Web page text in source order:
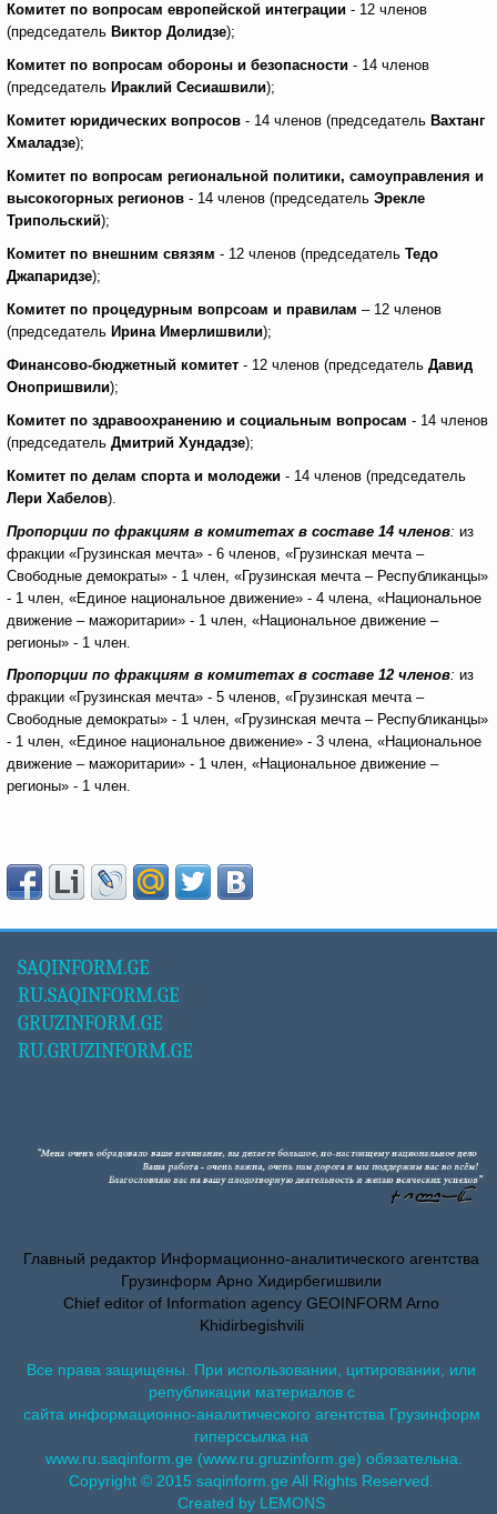
Комитет по вопросам европейской интеграции - 12 членов
(председатель Виктор Долидзе);
Комитет по вопросам обороны и безопасности - 14 членов
(председатель Ираклий Сесиашвили);
Комитет юридических вопросов - 14 членов (председатель Вахтанг
Хмаладзе);
Комитет по вопросам региональной политики, самоуправления и
высокогорных регионов - 14 членов (председатель Эрекле
Трипольский);
Комитет по внешним связям - 12 членов (председатель Тедо
Джапаридзе);
Комитет по процедурным вопрсоам и правилам – 12 членов
(председатель Ирина Имерлишвили);
Финансово-бюджетный комитет - 12 членов (председатель Давид
Онопришвили);
Комитет по здравоохранению и социальным вопросам - 14 членов
(председатель Дмитрий Хундадзе);
Комитет по делам спорта и молодежи - 14 членов (председатель
Лери Хабелов).
Пропорции по фракциям в комитетах в составе 14 членов: из
фракции «Грузинская мечта» - 6 членов, «Грузинская мечта –
Свободные демократы» - 1 член, «Грузинская мечта – Республиканцы»
- 1 член, «Единое национальное движение» - 4 члена, «Национальное
движение – мажоритарии» - 1 член, «Национальное движение –
регионы» - 1 член.
Пропорции по фракциям в комитетах в составе 12 членов: из
фракции «Грузинская мечта» - 5 членов, «Грузинская мечта –
Свободные демократы» - 1 член, «Грузинская мечта – Республиканцы»
- 1 член, «Единое национальное движение» - 3 члена, «Национальное
движение – мажоритарии» - 1 член, «Национальное движение –
регионы» - 1 член.
SAQINFORM.GE
RU.SAQINFORM.GE
GRUZINFORM.GE
RU.GRUZINFORM.GE
Главный редактор Информационно-аналитического агентства
Грузинформ Арно Хидирбегишвили
Chief editor of Information agency GEOINFORM Arno
Khidirbegishvili
Все права защищены. При использовании, цитировании, или
републикации материалов с
сайта информационно-аналитического агентства Грузинформ
гиперссылка на
www.ru.saqinform.ge (www.ru.gruzinform.ge) обязательна.
Copyright © 2015 saqinform.ge All Rights Reserved.
Created by LEMONS